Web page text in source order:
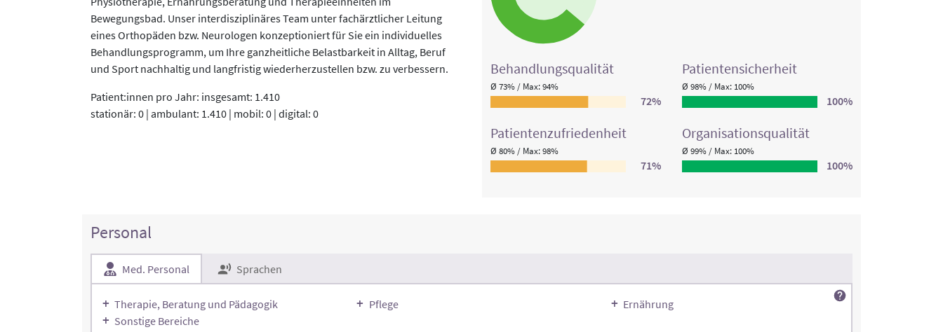
Behandlungs­qualität
Ø 73% / Max: 94%
72%
Patienten­sicherheit
Ø 98% / Max: 100%
100%
Patienten­zufriedenheit
Ø 80% / Max: 98%
71%
Organisations­qualität
Ø 99% / Max: 100%
100%
Bewegungsbad. Unser interdisziplinäres Team unter fachärztlicher Leitung
eines Orthopäden bzw. Neurologen konzeptioniert für Sie ein individuelles
Behandlungsprogramm, um Ihre ganzheitliche Belastbarkeit in Alltag, Beruf
und Sport nachhaltig und langfristig wiederherzustellen bzw. zu verbessern.
Patient:innen pro Jahr: insgesamt: 1.410
stationär: 0 | ambulant: 1.410 | mobil: 0 | digital: 0
Personal
Med. Personal Sprachen
Therapie, Beratung und Pädagogik Pflege
Ernährung
Sonstige Bereiche